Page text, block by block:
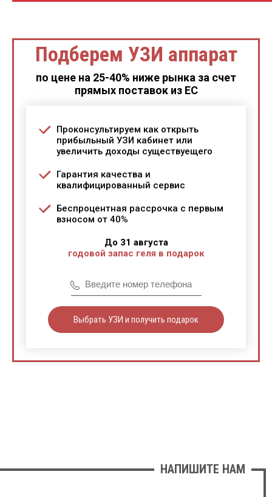
Подберем УЗИ аппарат
по цене на 25-40% ниже рынка за счет
прямых поставок из ЕС
Проконсультируем как открыть
прибыльный УЗИ кабинет или
увеличить доходы существуещего
Гарантия качества и
квалифицированный сервис
Беспроцентная рассрочка с первым
взносом от 40%
До 31 августа
годовой запас геля в подарок
Выбрать УЗИ и получить подарок
НАПИШИТЕ НАМ